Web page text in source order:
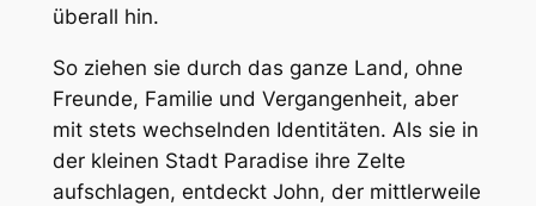
überall hin.
So ziehen sie durch das ganze Land, ohne
Freunde, Familie und Vergangenheit, aber
mit stets wechselnden Identitäten. Als sie in
der kleinen Stadt Paradise ihre Zelte
aufschlagen, entdeckt John, der mittlerweile